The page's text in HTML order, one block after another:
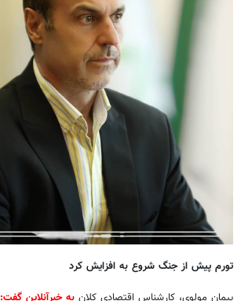
تورم پیش از جنگ شروع به افزایش کرد